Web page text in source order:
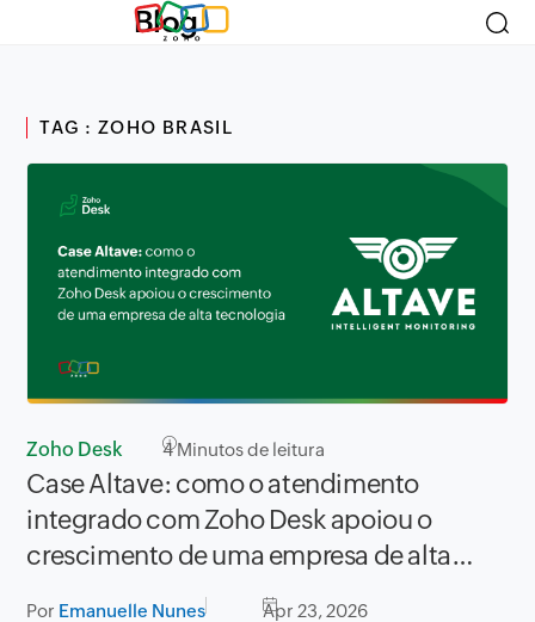
Blog
TAG : ZOHO BRASIL
Zoho Desk 4Minutos de leitura
Case Altave: como o atendimento
integrado com Zoho Desk apoiou o
crescimento de uma empresa de alta
Por Emanuelle Nunes Apr 23, 2026